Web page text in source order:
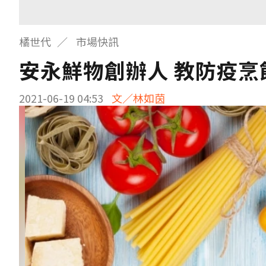
橘世代 市場快訊
安永鮮物創辦人 教防疫烹
2021-06-19 04:53 文／林如茵